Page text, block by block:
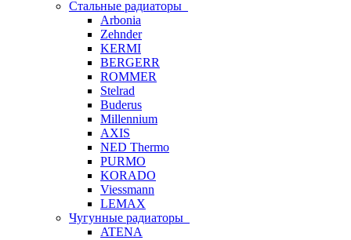
Стальные радиаторы
Arbonia
Zehnder
KERMI
BERGERR
ROMMER
Stelrad
Buderus
Millennium
AXIS
NED Thermo
PURMO
KORADO
Viessmann
LEMAX
Чугунные радиаторы
ATENA